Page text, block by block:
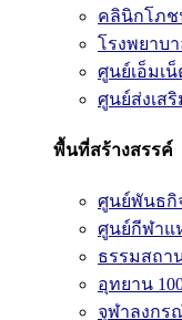
คลินิกโภช
โรงพยาบ
ศูนย์เอ็มเน็
ศูนย์ส่งเส
พื้นที่สร้างสรรค์
ศูนย์พันธกิ
ศูนย์กีฬาแ
ธรรมสถา
อุทยาน
จุฬาลงกร